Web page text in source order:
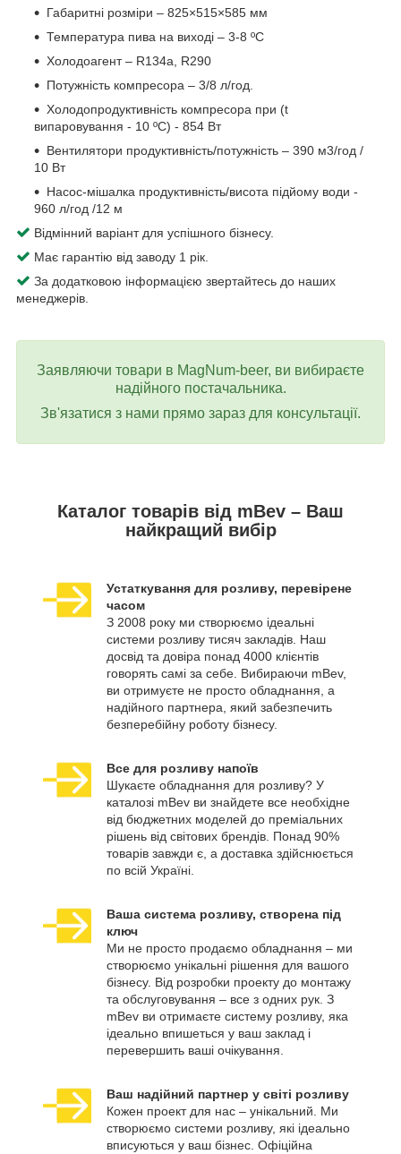
Габаритні розміри – 825×515×585 мм
Температура пива на виході – 3-8 ºC
Холодоагент – R134a, R290
Потужність компресора – 3/8 л/год.
Холодопродуктивність компресора при (t
випаровування - 10 ºC) - 854 Вт
Вентилятори продуктивність/потужність – 390 м3/год /
10 Вт
Насос-мішалка продуктивність/висота підйому води -
960 л/год /12 м
Відмінний варіант для успішного бізнесу.
Має гарантію від заводу 1 рік.
За додатковою інформацією звертайтесь до наших
менеджерів.
Заявляючи товари в MagNum-beer, ви вибираєте
надійного постачальника.
Зв'язатися з нами прямо зараз для консультації.
Каталог товарів від mBev – Ваш
найкращий вибір
Устаткування для розливу, перевірене
часом
З 2008 року ми створюємо ідеальні
системи розливу тисяч закладів. Наш
досвід та довіра понад 4000 клієнтів
говорять самі за себе. Вибираючи mBev,
ви отримуєте не просто обладнання, а
надійного партнера, який забезпечить
безперебійну роботу бізнесу.
Все для розливу напоїв
Шукаєте обладнання для розливу? У
каталозі mBev ви знайдете все необхідне
від бюджетних моделей до преміальних
рішень від світових брендів. Понад 90%
товарів завжди є, а доставка здійснюється
по всій Україні.
Ваша система розливу, створена під
ключ
Ми не просто продаємо обладнання – ми
створюємо унікальні рішення для вашого
бізнесу. Від розробки проекту до монтажу
та обслуговування – все з одних рук. З
mBev ви отримаєте систему розливу, яка
ідеально впишеться у ваш заклад і
перевершить ваші очікування.
Ваш надійний партнер у світі розливу
Кожен проект для нас – унікальний. Ми
створюємо системи розливу, які ідеально
вписуються у ваш бізнес. Офіційна